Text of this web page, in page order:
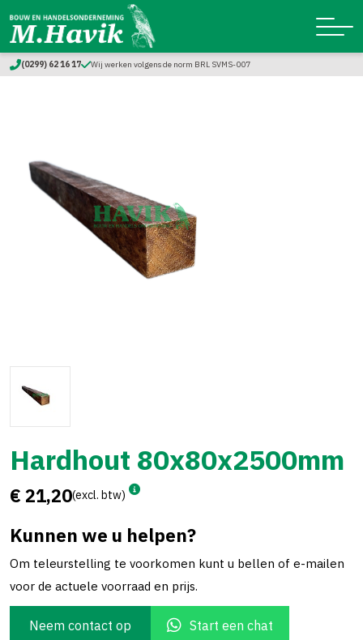
(0299) 62 16 17 Wij werken volgens de norm BRL SVMS-007
Hardhout 80x80x2500mm
€ 21,20(excl. btw)
Kunnen we u helpen?
Om teleurstelling te voorkomen kunt u bellen of e-mailen
voor de actuele voorraad en prijs.
Neem contact op Start een chat